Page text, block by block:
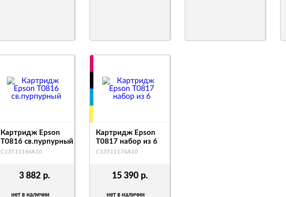
3 882 р.
нет в наличии
Картридж Epson
T0816 св.пурпурный
C13T11164A10
15 390 р.
нет в наличии
Картридж Epson
T0817 набор из 6
C13T11174A10